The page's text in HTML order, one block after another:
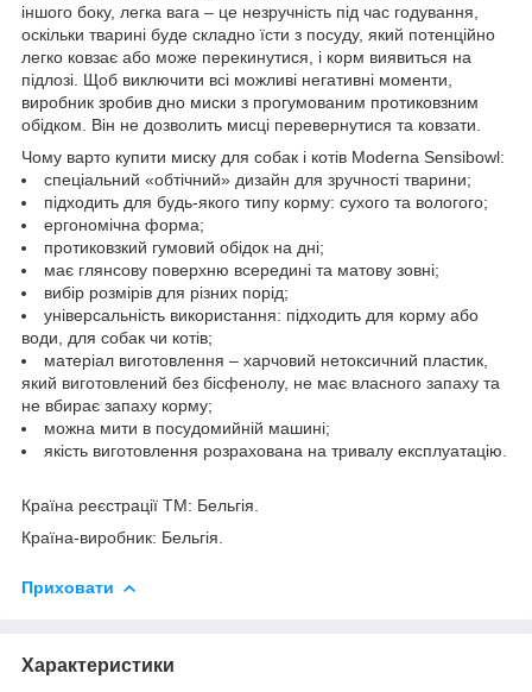
іншого боку, легка вага – це незручність під час годування,
оскільки тварині буде складно їсти з посуду, який потенційно
легко ковзає або може перекинутися, і корм виявиться на
підлозі. Щоб виключити всі можливі негативні моменти,
виробник зробив дно миски з прогумованим протиковзним
обідком. Він не дозволить мисці перевернутися та ковзати.
Чому варто купити миску для собак і котів Moderna Sensibowl:
спеціальний «обтічний» дизайн для зручності тварини;
підходить для будь-якого типу корму: сухого та вологого;
ергономічна форма;
протиковзкий гумовий обідок на дні;
має глянсову поверхню всередині та матову зовні;
вибір розмірів для різних порід;
універсальність використання: підходить для корму або
води, для собак чи котів;
матеріал виготовлення – харчовий нетоксичний пластик,
який виготовлений без бісфенолу, не має власного запаху та
не вбирає запаху корму;
можна мити в посудомийній машині;
якість виготовлення розрахована на тривалу експлуатацію.
Країна реєстрації ТМ: Бельгія.
Країна-виробник: Бельгія.
Приховати
Характеристики